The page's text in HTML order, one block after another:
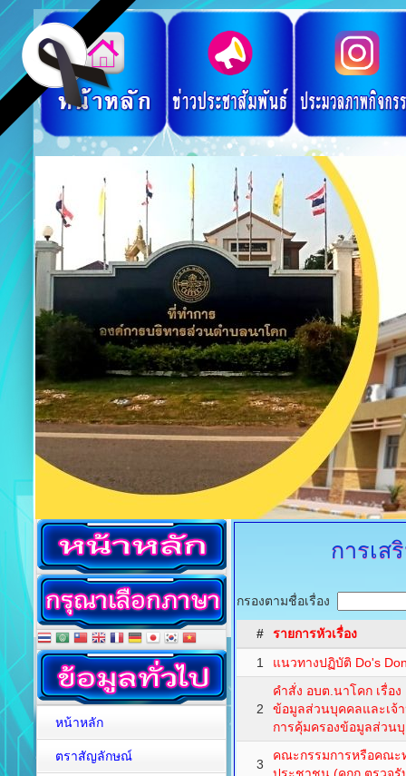
การเส
กรองตามชื่อเรื่อง
#
รายการหัวเรื่อง
1
แนวทางปฏิบัติ Do's
2
คำสั่ง อบต.นาโคก เรื่อ
ข้อมูลส่วนบุคคลและเจ้
การคุ้มครองข้อมูลส่วน
3
คณะกรรมการหรือคณะ
หน้าหลัก
ตราสัญลักษณ์